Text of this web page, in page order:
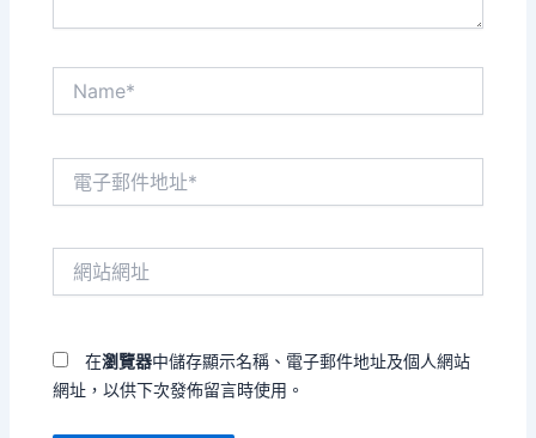
在瀏覽器中儲存顯示名稱、電子郵件地址及個人網站
網址，以供下次發佈留言時使用。